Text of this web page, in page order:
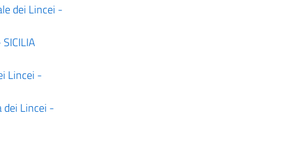
dei Lincei -
Lincei -
dei Lincei -